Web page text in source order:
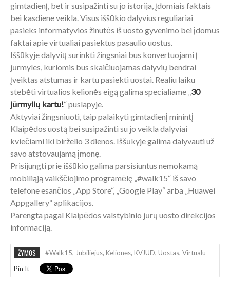
gimtadienį, bet ir susipažinti su jo istorija, įdomiais faktais
bei kasdiene veikla. Visus iššūkio dalyvius reguliariai
pasieks informatyvios žinutės iš uosto gyvenimo bei įdomūs
faktai apie virtualiai pasiektus pasaulio uostus.
Iššūkyje dalyvių surinkti žingsniai bus konvertuojami į
jūrmyles, kuriomis bus skaičiuojamas dalyvių bendrai
įveiktas atstumas ir kartu pasiekti uostai. Realiu laiku
stebėti virtualios kelionės eigą galima specialiame „30
jūrmylių kartu!“ puslapyje.
Aktyviai žingsniuoti, taip palaikyti gimtadienį minintį
Klaipėdos uostą bei susipažinti su jo veikla dalyviai
kviečiami iki birželio 3 dienos. Iššūkyje galima dalyvauti už
savo atstovaujamą įmonę.
Prisijungti prie iššūkio galima parsisiuntus nemokamą
mobiliąją vaikščiojimo programėlę „#walk15“ iš savo
telefone esančios „App Store“, „Google Play“ arba „Huawei
Appgallery“ aplikacijos.
Parengta pagal Klaipėdos valstybinio jūrų uosto direkcijos
informaciją.
ŽYMOS #walk15, Jubiliejus, Kelionės, KVJUD, Uostas, Virtualu
Pin It